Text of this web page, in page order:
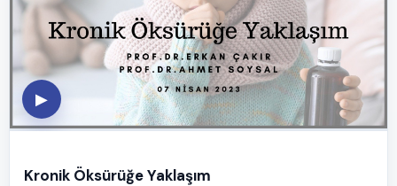
▶
Kronik Öksürüğe Yaklaşım